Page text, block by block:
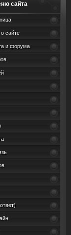
сайта
сайте
и форума